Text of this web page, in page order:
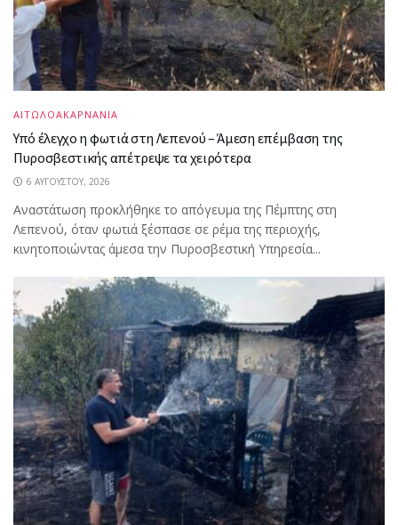
ΑΙΤΩΛΟΑΚΑΡΝΑΝΙΑ
Υπό έλεγχο η φωτιά στη Λεπενού – Άμεση επέμβαση της
Πυροσβεστικής απέτρεψε τα χειρότερα
6 ΑΥΓΟΎΣΤΟΥ, 2026
Αναστάτωση προκλήθηκε το απόγευμα της Πέμπτης στη
Λεπενού, όταν φωτιά ξέσπασε σε ρέμα της περιοχής,
κινητοποιώντας άμεσα την Πυροσβεστική Υπηρεσία...